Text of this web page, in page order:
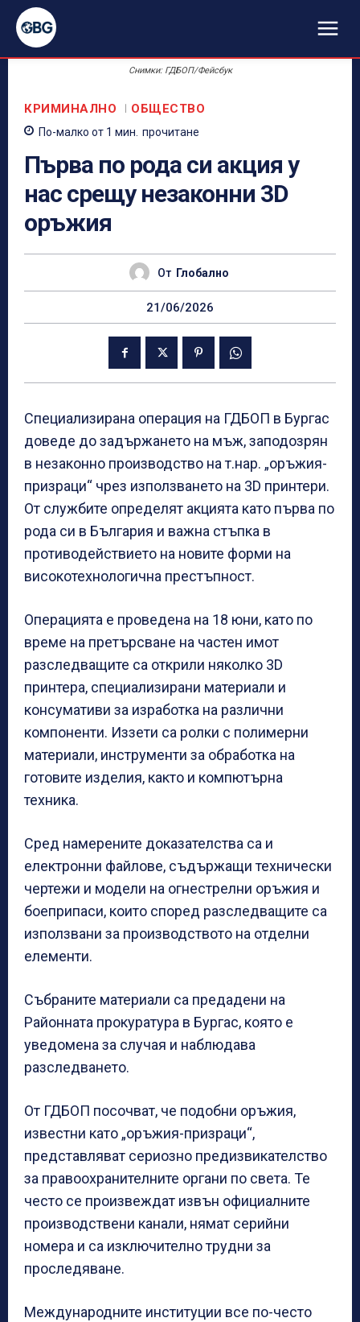
Снимки: ГДБОП/Фейсбук
КРИМИНАЛНО ОБЩЕСТВО
По-малко от 1 мин. прочитане
Първа по рода си акция у
нас срещу незаконни 3D
оръжия
От Глобално
21/06/2026
Специализирана операция на ГДБОП в Бургас
доведе до задържането на мъж, заподозрян
в незаконно производство на т.нар. „оръжия-
призраци“ чрез използването на 3D принтери.
От службите определят акцията като първа по
рода си в България и важна стъпка в
противодействието на новите форми на
високотехнологична престъпност.
Операцията е проведена на 18 юни, като по
време на претърсване на частен имот
разследващите са открили няколко 3D
принтера, специализирани материали и
консумативи за изработка на различни
компоненти. Иззети са ролки с полимерни
материали, инструменти за обработка на
готовите изделия, както и компютърна
техника.
Сред намерените доказателства са и
електронни файлове, съдържащи технически
чертежи и модели на огнестрелни оръжия и
боеприпаси, които според разследващите са
използвани за производството на отделни
елементи.
Събраните материали са предадени на
Районната прокуратура в Бургас, която е
уведомена за случая и наблюдава
разследването.
От ГДБОП посочват, че подобни оръжия,
известни като „оръжия-призраци“,
представляват сериозно предизвикателство
за правоохранителните органи по света. Те
често се произвеждат извън официалните
производствени канали, нямат серийни
номера и са изключително трудни за
проследяване.
Международните институции все по-често